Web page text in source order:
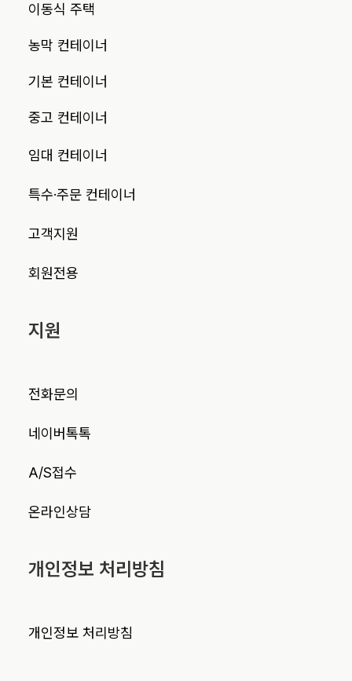
이동식 주택
농막 컨테이너
기본 컨테이너
중고 컨테이너
임대 컨테이너
특수·주문 컨테이너
고객지원
회원전용
지원
전화문의
네이버톡톡
A/S접수
온라인상담
개인정보 처리방침
개인정보 처리방침